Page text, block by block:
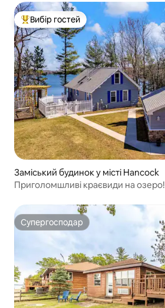
Топ вибір гостей
Вибір гостей
Заміський будинок у місті Hancock
Приголомшливі краєвиди на озеро!
Супергосподар
Супергосподар